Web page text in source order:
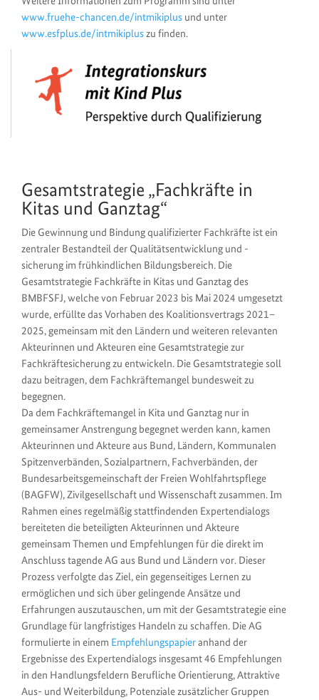
www.fruehe-chancen.de/intmikiplus und unter
www.esfplus.de/intmikipluszu finden.
Gesamtstrategie „Fachkräfte in
Kitas und Ganztag“
Die Gewinnung und Bindung qualifizierter Fachkräfte ist ein
zentraler Bestandteil der Qualitätsentwicklung und -
sicherung im frühkindlichen Bildungsbereich. Die
Gesamtstrategie Fachkräfte in Kitas und Ganztag des
BMBFSFJ, welche von Februar 2023 bis Mai 2024 umgesetzt
wurde, erfüllte das Vorhaben des Koalitionsvertrags 2021–
2025, gemeinsam mit den Ländern und weiteren relevanten
Akteurinnen und Akteuren eine Gesamtstrategie zur
Fachkräftesicherung zu entwickeln. Die Gesamtstrategie soll
dazu beitragen, dem Fachkräftemangel bundesweit zu
begegnen.
Da dem Fachkräftemangel in Kita und Ganztag nur in
gemeinsamer Anstrengung begegnet werden kann, kamen
Akteurinnen und Akteure aus Bund, Ländern, Kommunalen
Spitzenverbänden, Sozialpartnern, Fachverbänden, der
Bundesarbeitsgemeinschaft der Freien Wohlfahrtspflege
(BAGFW), Zivilgesellschaft und Wissenschaft zusammen. Im
Rahmen eines regelmäßig stattfindenden Expertendialogs
bereiteten die beteiligten Akteurinnen und Akteure
gemeinsam Themen und Empfehlungen für die direkt im
Anschluss tagende AG aus Bund und Ländern vor. Dieser
Prozess verfolgte das Ziel, ein gegenseitiges Lernen zu
ermöglichen und sich über gelingende Ansätze und
Erfahrungen auszutauschen, um mit der Gesamtstrategie eine
Grundlage für langfristiges Handeln zu schaffen. Die AG
formulierte in einem Empfehlungspapieranhand der
Ergebnisse des Expertendialogs insgesamt 46 Empfehlungen
in den Handlungsfeldern Berufliche Orientierung, Attraktive
Aus- und Weiterbildung, Potenziale zusätzlicher Gruppen